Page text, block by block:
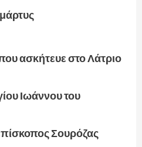
ασκήτευε στο Λάτριο
Ιωάννου του
Σουρόζας